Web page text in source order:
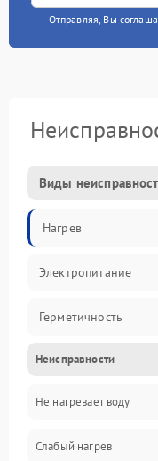
Отправляя, Вы
Виды
Нагрев
Электропитание
Герметичность
Неисправности
Не нагревает воду
Слабый нагрев